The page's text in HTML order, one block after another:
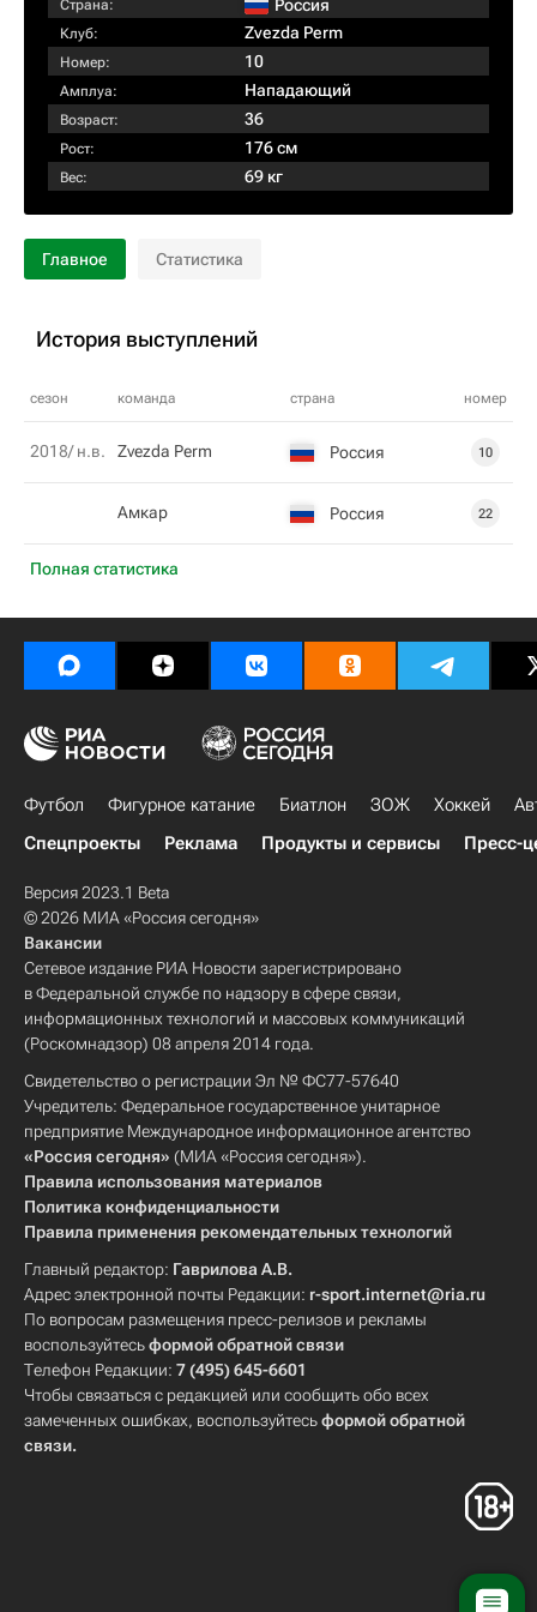
Страна: Россия
Клуб: Zvezda Perm
Номер: 10
Амплуа: Нападающий
Возраст: 36
Рост: 176 см
Вес: 69 кг
Главное Статистика
История выступлений
сезон команда страна номер
Полная статистика
2018/ н.в. Zvezda Perm Россия 10
Амкар Россия 22
Футбол Фигурное катание Биатлон ЗОЖ Хоккей
Спецпроекты
Реклама Продукты и сервисы Пресс-
Версия 2023.1 Beta
© 2026 МИА «Россия сегодня»
Вакансии
Сетевое издание РИА Новости зарегистрировано
в Федеральной службе по надзору в сфере связи,
информационных технологий и массовых коммуникаций
(Роскомнадзор) 08 апреля 2014 года.
Свидетельство о регистрации Эл № ФС77-57640
Учредитель: Федеральное государственное унитарное
предприятие Международное информационное агентство
«Россия сегодня» (МИА «Россия сегодня»).
Правила использования материалов
Политика конфиденциальности
Правила применения рекомендательных технологий
Главный редактор: Гаврилова А.В.
Адрес электронной почты Редакции: r-sport.internet@ria.ru
По вопросам размещения пресс-релизов и рекламы
воспользуйтесьформой обратной связи
Телефон Редакции: 7 (495) 645-6601
Чтобы связаться с редакцией или сообщить обо всех
замеченных ошибках, воспользуйтесьформой обратной
связи.